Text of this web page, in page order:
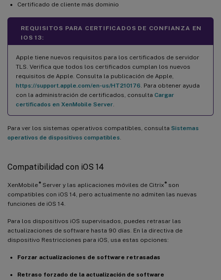
Certificado de cliente más dominio
REQUISITOS PARA CERTIFICADOS DE CONFIANZA EN
IOS 13:
Apple tiene nuevos requisitos para los certificados de servidor
TLS. Verifica que todos los certificados cumplan los nuevos
requisitos de Apple. Consulta la publicación de Apple,
https://support.apple.com/en-us/HT210176 . Para obtener ayuda
con la administración de certificados, consulta Cargar
certificados en XenMobile Server
Para ver los sistemas operativos compatibles, consulta Sistemas
operativos de dispositivos compatibles
Compatibilidad con iOS 14
XenMobile ®Server y las aplicaciones móviles de Citrix ® son
compatibles con iOS 14, pero actualmente no admiten las nuevas
funciones de iOS 14.
Para los dispositivos iOS supervisados, puedes retrasar las
actualizaciones de software hasta 90 días. En la directiva de
dispositivo Restricciones para iOS, usa estas opciones:
Forzar actualizaciones de software retrasadas
Retraso forzado de la actualización de software